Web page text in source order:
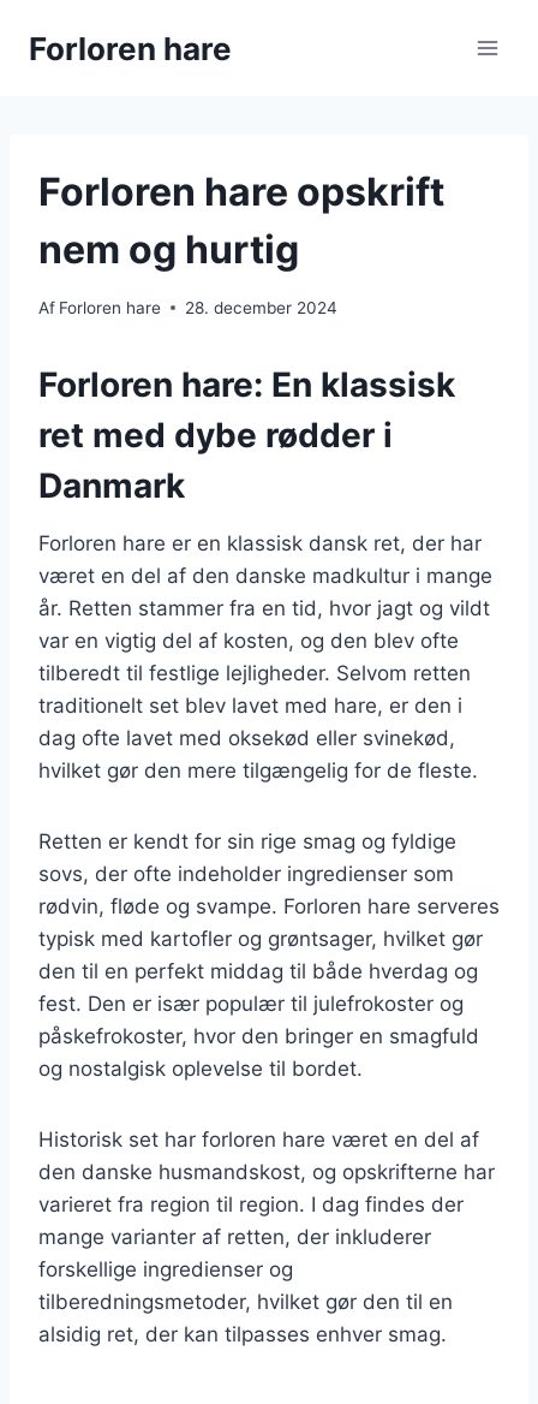
Forloren hare
Forloren hare opskrift
nem og hurtig
Af Forloren hare 28. december 2024
Forloren hare: En klassisk
ret med dybe rødder i
Danmark
Forloren hare er en klassisk dansk ret, der har
været en del af den danske madkultur i mange
år. Retten stammer fra en tid, hvor jagt og vildt
var en vigtig del af kosten, og den blev ofte
tilberedt til festlige lejligheder. Selvom retten
traditionelt set blev lavet med hare, er den i
dag ofte lavet med oksekød eller svinekød,
hvilket gør den mere tilgængelig for de fleste.
Retten er kendt for sin rige smag og fyldige
sovs, der ofte indeholder ingredienser som
rødvin, fløde og svampe. Forloren hare serveres
typisk med kartofler og grøntsager, hvilket gør
den til en perfekt middag til både hverdag og
fest. Den er især populær til julefrokoster og
påskefrokoster, hvor den bringer en smagfuld
og nostalgisk oplevelse til bordet.
Historisk set har forloren hare været en del af
den danske husmandskost, og opskrifterne har
varieret fra region til region. I dag findes der
mange varianter af retten, der inkluderer
forskellige ingredienser og
tilberedningsmetoder, hvilket gør den til en
alsidig ret, der kan tilpasses enhver smag.